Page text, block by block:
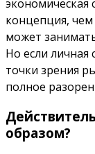
экономическая
концепция,
может
Но если
точки зрения
полное
образом?